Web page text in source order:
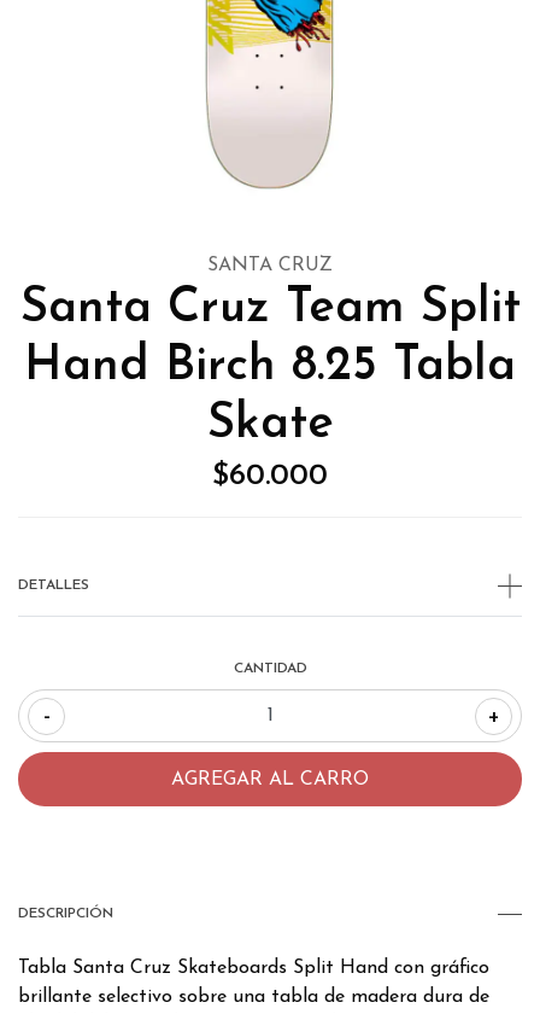
SANTA CRUZ
Santa Cruz Team Split
Hand Birch 8.25 Tabla
Skate
$60.000
DETALLES
CANTIDAD
- +
DESCRIPCIÓN
Tabla Santa Cruz Skateboards Split Hand con gráfico
brillante selectivo sobre una tabla de madera dura de